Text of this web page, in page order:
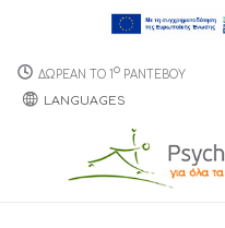
ΔΩΡΕΑΝ ΤΟ 1o ΡΑΝΤΕΒΟΥ
LANGUAGES